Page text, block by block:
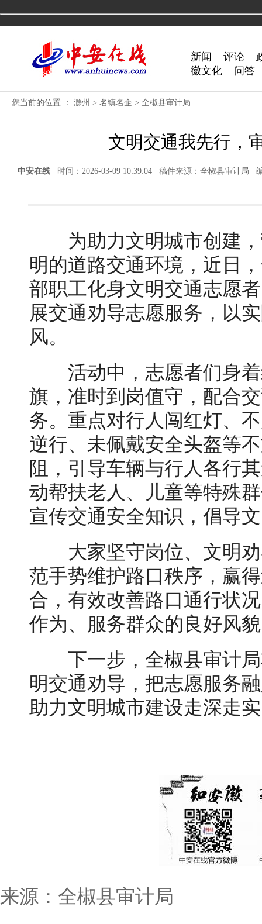
新闻 评论
徽文化
问答
您当前的位置 ： 滁州 > 名镇名企 > 全椒县审计局
文明交通我先行，
中安在线 时间：2026-03-09 10:39:04 稿件来源：全椒县审计局
为助力文明城市创建，
明的道路交通环境，近日
部职工化身文明交通志愿
展交通劝导志愿服务，以
风。
活动中，志愿者们身着
旗，准时到岗值守，配合
务。重点对行人闯红灯、
逆行、未佩戴安全头盔等
阻，引导车辆与行人各行
动帮扶老人、儿童等特殊
宣传交通安全知识，倡导
大家坚守岗位、文明劝
范手势维护路口秩序，赢
合，有效改善路口通行状
作为、服务群众的良好风
下一步，全椒县审计局
明交通劝导，把志愿服务
助力文明城市建设走深走
来源：全椒县审计局